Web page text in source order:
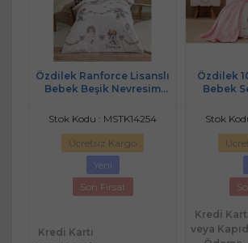
Özdilek Ranforce Lisanslı
Bebek Beşik Nevresim
Bowties
Stok Kodu : MSTK14254
Ücretsiz Kargo
Yeni
Son Fırsat
Kredi Kartı
Özdilek
Bebek
Stok
Kredi Kartı
veya